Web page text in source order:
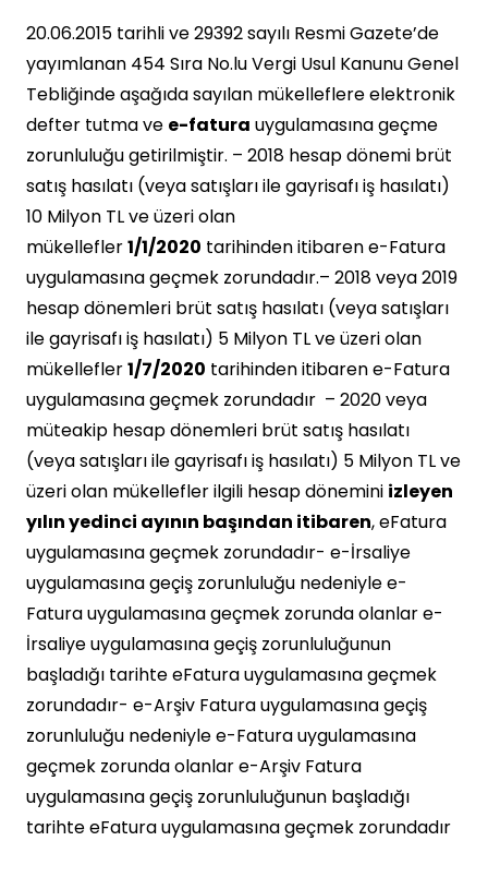
20.06.2015 tarihli ve 29392 sayılı Resmi Gazete’de
yayımlanan 454 Sıra No.lu Vergi Usul Kanunu Genel
Tebliğinde aşağıda sayılan mükelleflere elektronik
defter tutma ve e-fatura uygulamasına geçme
zorunluluğu getirilmiştir. – 2018 hesap dönemi brüt
satış hasılatı (veya satışları ile gayrisafı iş hasılatı)
10 Milyon TL ve üzeri olan
mükellefler1/1/2020 tarihinden itibaren e-Fatura
uygulamasına geçmek zorundadır.– 2018 veya 2019
hesap dönemleri brüt satış hasılatı (veya satışları
ile gayrisafı iş hasılatı) 5 Milyon TL ve üzeri olan
mükellefler1/7/2020 tarihinden itibaren e-Fatura
uygulamasına geçmek zorundadır – 2020 veya
müteakip hesap dönemleri brüt satış hasılatı
(veya satışları ile gayrisafı iş hasılatı) 5 Milyon TL ve
üzeri olan mükellefler ilgili hesap dönemini izleyen
yılın yedinci ayının başından itibaren, eFatura
uygulamasına geçmek zorundadır- e-İrsaliye
uygulamasına geçiş zorunluluğu nedeniyle e-
Fatura uygulamasına geçmek zorunda olanlar e-
İrsaliye uygulamasına geçiş zorunluluğunun
başladığı tarihte eFatura uygulamasına geçmek
zorundadır- e-Arşiv Fatura uygulamasına geçiş
zorunluluğu nedeniyle e-Fatura uygulamasına
geçmek zorunda olanlar e-Arşiv Fatura
uygulamasına geçiş zorunluluğunun başladığı
tarihte eFatura uygulamasına geçmek zorundadır